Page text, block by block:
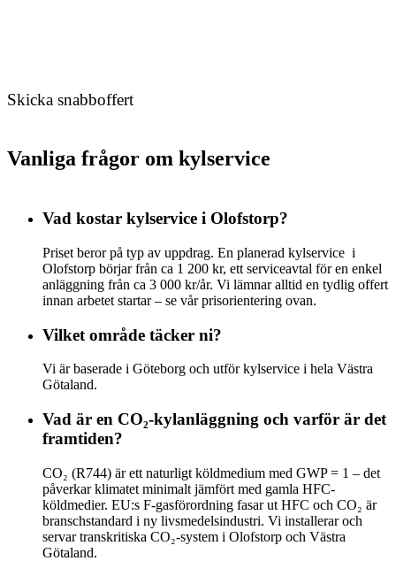
Skicka snabboffert
Vanliga frågor om kylservice
Vad kostar kylservice i Olofstorp?
Priset beror på typ av uppdrag. En planerad kylservice i
Olofstorp börjar från ca 1 200 kr, ett serviceavtal för en enkel
anläggning från ca 3 000 kr/år. Vi lämnar alltid en tydlig offert
innan arbetet startar – se vår prisorientering ovan.
Vilket område täcker ni?
Vi är baserade i Göteborg och utför kylservice i hela Västra
Götaland.
Vad är en CO₂-kylanläggning och varför är det
framtiden?
CO₂ (R744) är ett naturligt köldmedium med GWP = 1 – det
påverkar klimatet minimalt jämfört med gamla HFC-
köldmedier. EU:s F-gasförordning fasar ut HFC och CO₂ är
branschstandard i ny livsmedelsindustri. Vi installerar och
servar transkritiska CO₂-system i Olofstorp och Västra
Götaland.